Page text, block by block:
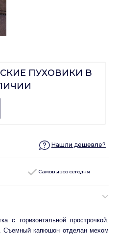
ПУХОВИКИ В
Нашли дешевле?
Самовывоз сегодня
с горизонтальной прострочкой.
Съемный капюшон отделан мехом